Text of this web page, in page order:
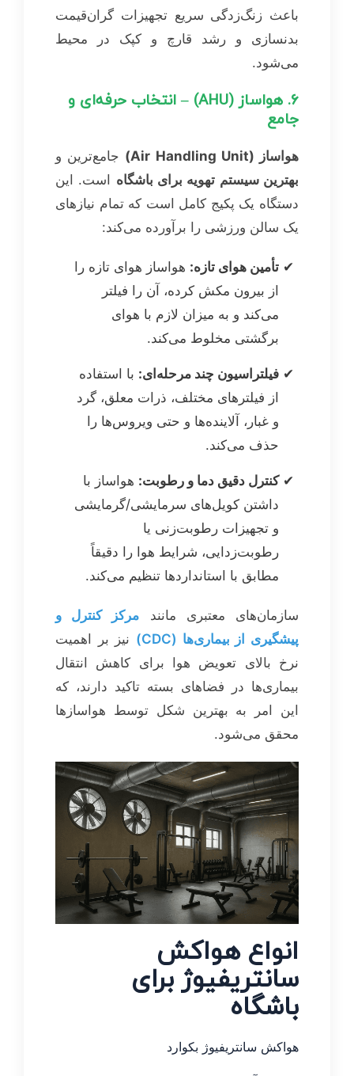
باعث زنگ‌زدگی سریع تجهیزات گران‌قیمت
بدنسازی و رشد قارچ و کپک در محیط
می‌شود.
۶. هواساز (AHU) – انتخاب حرفه‌ای و
جامع
هواساز (Air Handling Unit)
جامع‌ترین و
بهترین سیستم تهویه برای باشگاه است. این
دستگاه یک پکیج کامل است که تمام نیازهای
یک سالن ورزشی را برآورده می‌کند:
تأمین هوای تازه: هواساز هوای تازه را
از بیرون مکش کرده، آن را فیلتر
می‌کند و به میزان لازم با هوای
برگشتی مخلوط می‌کند.
فیلتراسیون چند مرحله‌ای: با استفاده
از فیلترهای مختلف، ذرات معلق، گرد
و غبار، آلاینده‌ها و حتی ویروس‌ها را
حذف می‌کند.
کنترل دقیق دما و رطوبت: هواساز با
داشتن کویل‌های سرمایشی/گرمایشی
و تجهیزات رطوبت‌زنی یا
رطوبت‌زدایی، شرایط هوا را دقیقاً
مطابق با استانداردها تنظیم می‌کند.
سازمان‌های معتبری مانند مرکز کنترل و
پیشگیری از بیماری‌ها (CDC)
نیز بر اهمیت
نرخ بالای تعویض هوا برای کاهش انتقال
بیماری‌ها در فضاهای بسته تاکید دارند، که
این امر به بهترین شکل توسط هواسازها
محقق می‌شود.
انواع هواکش
سانتریفیوژ برای
باشگاه
هواکش سانتریفیوژ بکوارد